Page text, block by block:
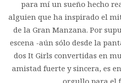
para mí un sueño hecho
alguien que ha inspirado el
de la Gran Manzana. Por
escena -aún sólo desde la
dos It Girls convertidas en
amistad fuerte y sincera, es